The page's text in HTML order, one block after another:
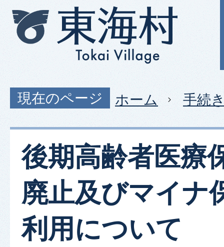
現在のページ ホーム 手続
後期高齢者医療
廃止及びマイナ
利用について